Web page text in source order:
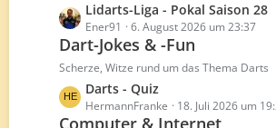
r
ä
g
e
e
B
i
t
r
L
e
t
z
e
B
Lidarts-Liga - Pokal Saison 28
Ener91 6. August 2026 um 23:37
Dart-Jokes & -Fun
Scherze, Witze rund um das Thema Darts
L
e
Darts - Quiz
HermannFranke 18. Juli 2026 um
Computer & Internet